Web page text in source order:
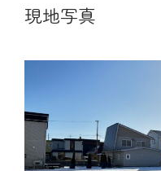
不動産（土地・建物）
お問い合わせ
現地写真